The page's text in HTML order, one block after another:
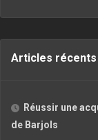
Articles récents
Réussir une
de Barjols